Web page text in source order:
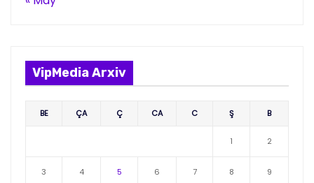
VipMedia Arxiv
BE ÇA Ç CA C Ş B
1 2
3 4 5 6 7 8 9